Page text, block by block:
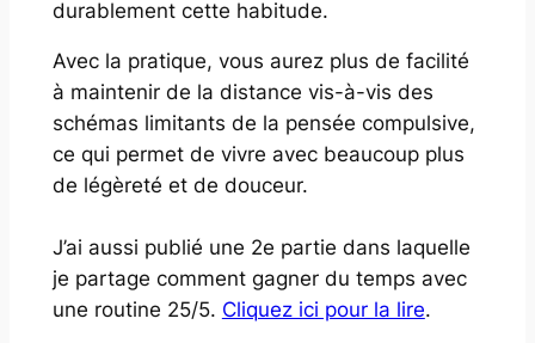
durablement cette habitude.
Avec la pratique, vous aurez plus de facilité
à maintenir de la distance vis-à-vis des
schémas limitants de la pensée compulsive,
ce qui permet de vivre avec beaucoup plus
de légèreté et de douceur.
J’ai aussi publié une 2e partie dans laquelle
je partage comment gagner du temps avec
une routine 25/5. Cliquez ici pour la lire.